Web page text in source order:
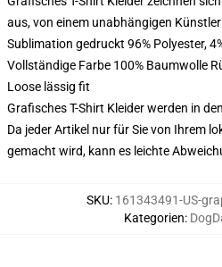
aus, von einem unabhängigen Künstler
Sublimation gedruckt 96% Polyester,
Vollständige Farbe 100% Baumwolle
Loose lässig fit
Grafisches T-Shirt Kleider werden in
Da jeder Artikel nur für Sie von Ihrem
gemacht wird, kann es leichte
SKU: 161343491-US-
Kategorien: